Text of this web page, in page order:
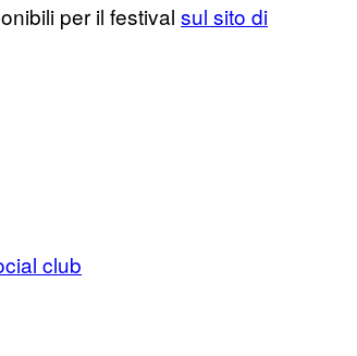
per il festival sul sito di
club